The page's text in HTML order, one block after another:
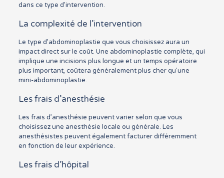
dans ce type d’intervention.
La complexité de l’intervention
Le type d’abdominoplastie que vous choisissez aura un
impact direct sur le coût. Une abdominoplastie complète, qui
implique une incisions plus longue et un temps opératoire
plus important, coûtera généralement plus cher qu’une
mini-abdominoplastie.
Les frais d’anesthésie
Les frais d’anesthésie peuvent varier selon que vous
choisissez une anesthésie locale ou générale. Les
anesthésistes peuvent également facturer différemment
en fonction de leur expérience.
Les frais d’hôpital